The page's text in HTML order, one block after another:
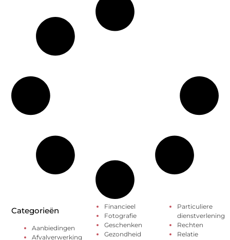
Categorieën
Aanbiedingen
Afvalverwerking
Financieel
Fotografie
Geschenken
Gezondheid
Particuliere
dienstverlening
Rechten
Relatie